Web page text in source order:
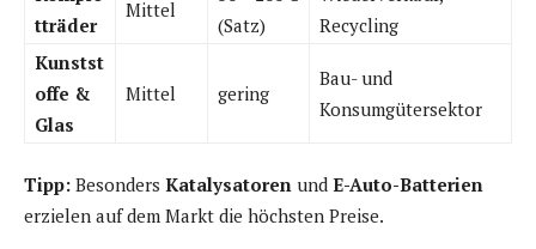
tträder
Mittel
(Satz)
Recycling
Kunstst
offe &
Glas
Mittel gering
Bau- und
Konsumgütersektor
Tipp: Besonders Katalysatoren und E-Auto-Batterien
erzielen auf dem Markt die höchsten Preise.